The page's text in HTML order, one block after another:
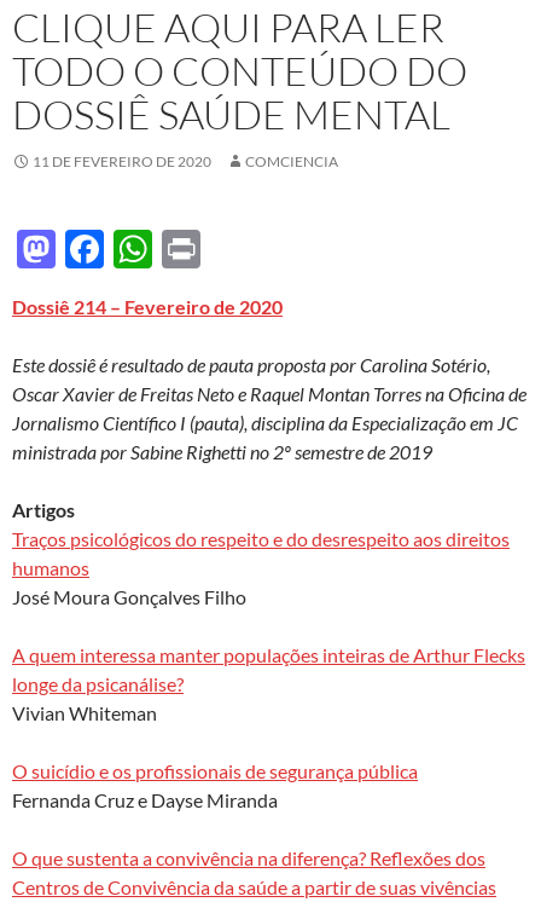
CLIQUE AQUI PARA LER
TODO O CONTEÚDO DO
DOSSIÊ SAÚDE MENTAL
11 DE FEVEREIRO DE 2020 COMCIENCIA
M
to
d
o
n
F
e
b
o
o
W
at
s
A
p
nt
Dossiê 214 – Fevereiro de 2020
Este dossiê é resultado de pauta proposta por Carolina Sotério,
Oscar Xavier de Freitas Neto e Raquel Montan Torres na Oficina de
Jornalismo Científico I (pauta), disciplina da Especialização em JC
ministrada por Sabine Righetti no 2º semestre de 2019
Artigos
Traços psicológicos do respeito e do desrespeito aos direitos
humanos
José Moura Gonçalves Filho
A quem interessa manter populações inteiras de Arthur Flecks
longe da psicanálise?
Vivian Whiteman
O suicídio e os profissionais de segurança pública
Fernanda Cruz e Dayse Miranda
O que sustenta a convivência na diferença? Reflexões dos
Centros de Convivência da saúde a partir de suas vivências